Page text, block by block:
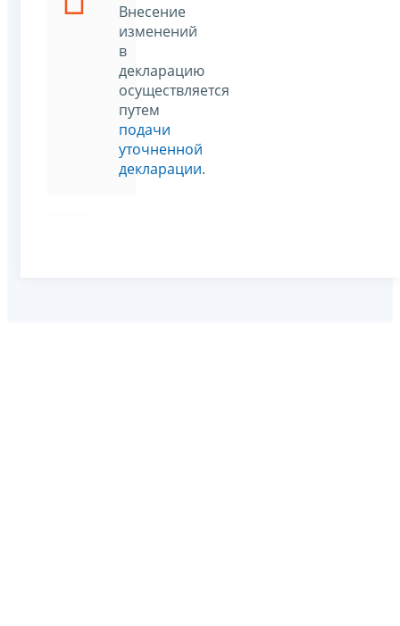
Внесение
изменений
в
декларацию
осуществляется
путем
подачи
уточненной
декларации.